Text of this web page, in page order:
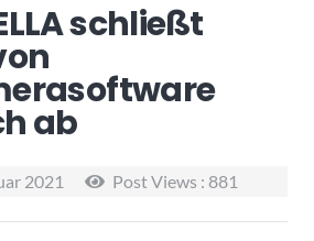
schließt
ab
2021 Post Views : 881